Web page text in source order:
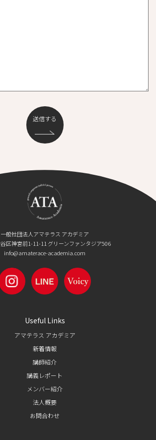
一般社団法人アマテラス アカデミア
区神宮前1-11-11 グリーンファンタジア506
info@amaterace-academia.com
Useful Links
アマテラス アカデミア
新着情報
講師紹介
講義レポート
メンバー紹介
法人概要
お問合わせ